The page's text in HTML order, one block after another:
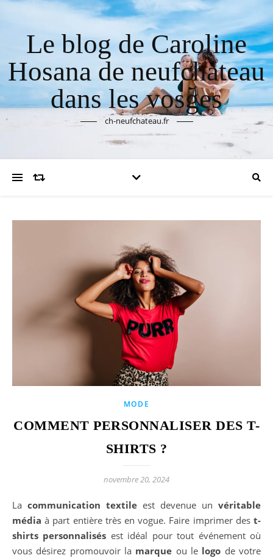
Le blog de Caroline
Hosana de neufchateau
dans les vosges
ch-neufchateau.fr
MODE
COMMENT PERSONNALISER DES T-
SHIRTS​ ?
novembre 20, 2024
La communication textile est devenue un véritable
média à part entière très en vogue. Faire imprimer des t-
shirts personnalisés est idéal pour tout événement où
vous désirez promouvoir la marque ou le logo de votre